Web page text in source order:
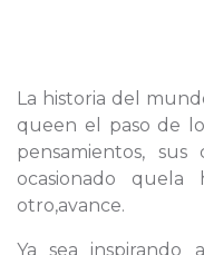
La historia del
queen el paso de
pensamientos,
ocasionado
otro,avance.
Ya sea